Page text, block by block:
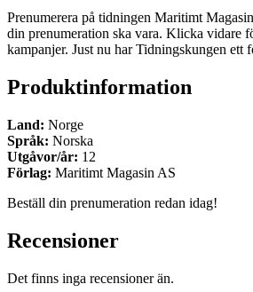
Prenumerera på tidningen Maritimt
din prenumeration ska vara. Klicka vidare
kampanjer. Just nu har Tidningskungen ett
Produktinformation
Land: Norge
Språk: Norska
Utgåvor/år: 12
Förlag: Maritimt Magasin AS
Beställ din prenumeration redan idag!
Recensioner
Det finns inga recensioner än.